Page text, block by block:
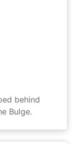
behind
Bulge.